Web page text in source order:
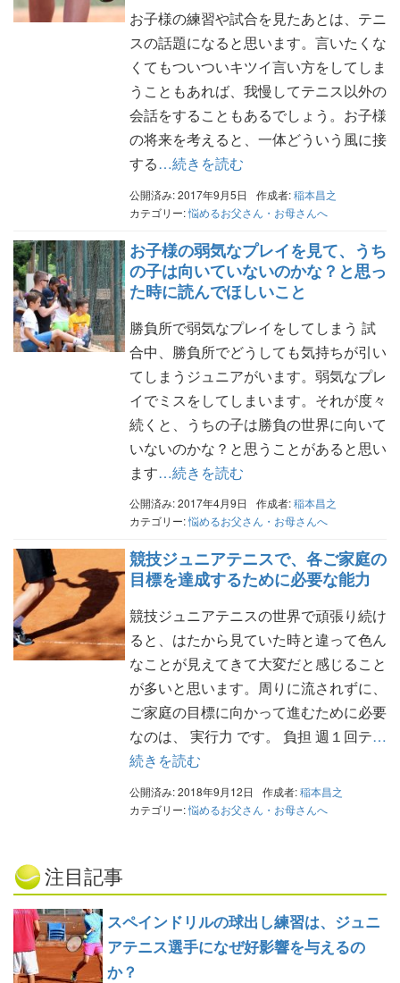
お子様の練習や試合を見たあとは、テニ
スの話題になると思います。言いたくな
くてもついついキツイ言い方をしてしま
うこともあれば、我慢してテニス以外の
会話をすることもあるでしょう。お子様
の将来を考えると、一体どういう風に接
する…続きを読む
公開済み: 2017年9月5日 作成者:稲本昌之
カテゴリー:悩めるお父さん・お母さんへ
お子様の弱気なプレイを見て、うち
の子は向いていないのかな？と思っ
た時に読んでほしいこと
勝負所で弱気なプレイをしてしまう 試
合中、勝負所でどうしても気持ちが引い
てしまうジュニアがいます。弱気なプレ
イでミスをしてしまいます。それが度々
続くと、うちの子は勝負の世界に向いて
いないのかな？と思うことがあると思い
ます…続きを読む
公開済み: 2017年4月9日 作成者:稲本昌之
カテゴリー:悩めるお父さん・お母さんへ
競技ジュニアテニスで、各ご家庭の
目標を達成するために必要な能力
競技ジュニアテニスの世界で頑張り続け
ると、はたから見ていた時と違って色ん
なことが見えてきて大変だと感じること
が多いと思います。周りに流されずに、
ご家庭の目標に向かって進むために必要
なのは、 実行力 です。 負担 週１回テ…
続きを読む
公開済み: 2018年9月12日 作成者:稲本昌之
カテゴリー:悩めるお父さん・お母さんへ
注目記事
スペインドリルの球出し練習は、ジュニ
アテニス選手になぜ好影響を与えるの
か？